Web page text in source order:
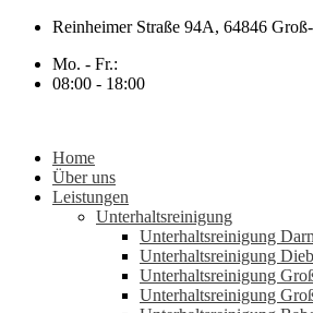
Zum
springen
Reinheimer Straße 94A, 64846
Mo. - Fr.:
08:00 - 18:00
Home
Über uns
Leistungen
Unterhaltsreinigung
Unterhaltsreinigung
Unterhaltsreinigung
Unterhaltsreinigung
Unterhaltsreinigung